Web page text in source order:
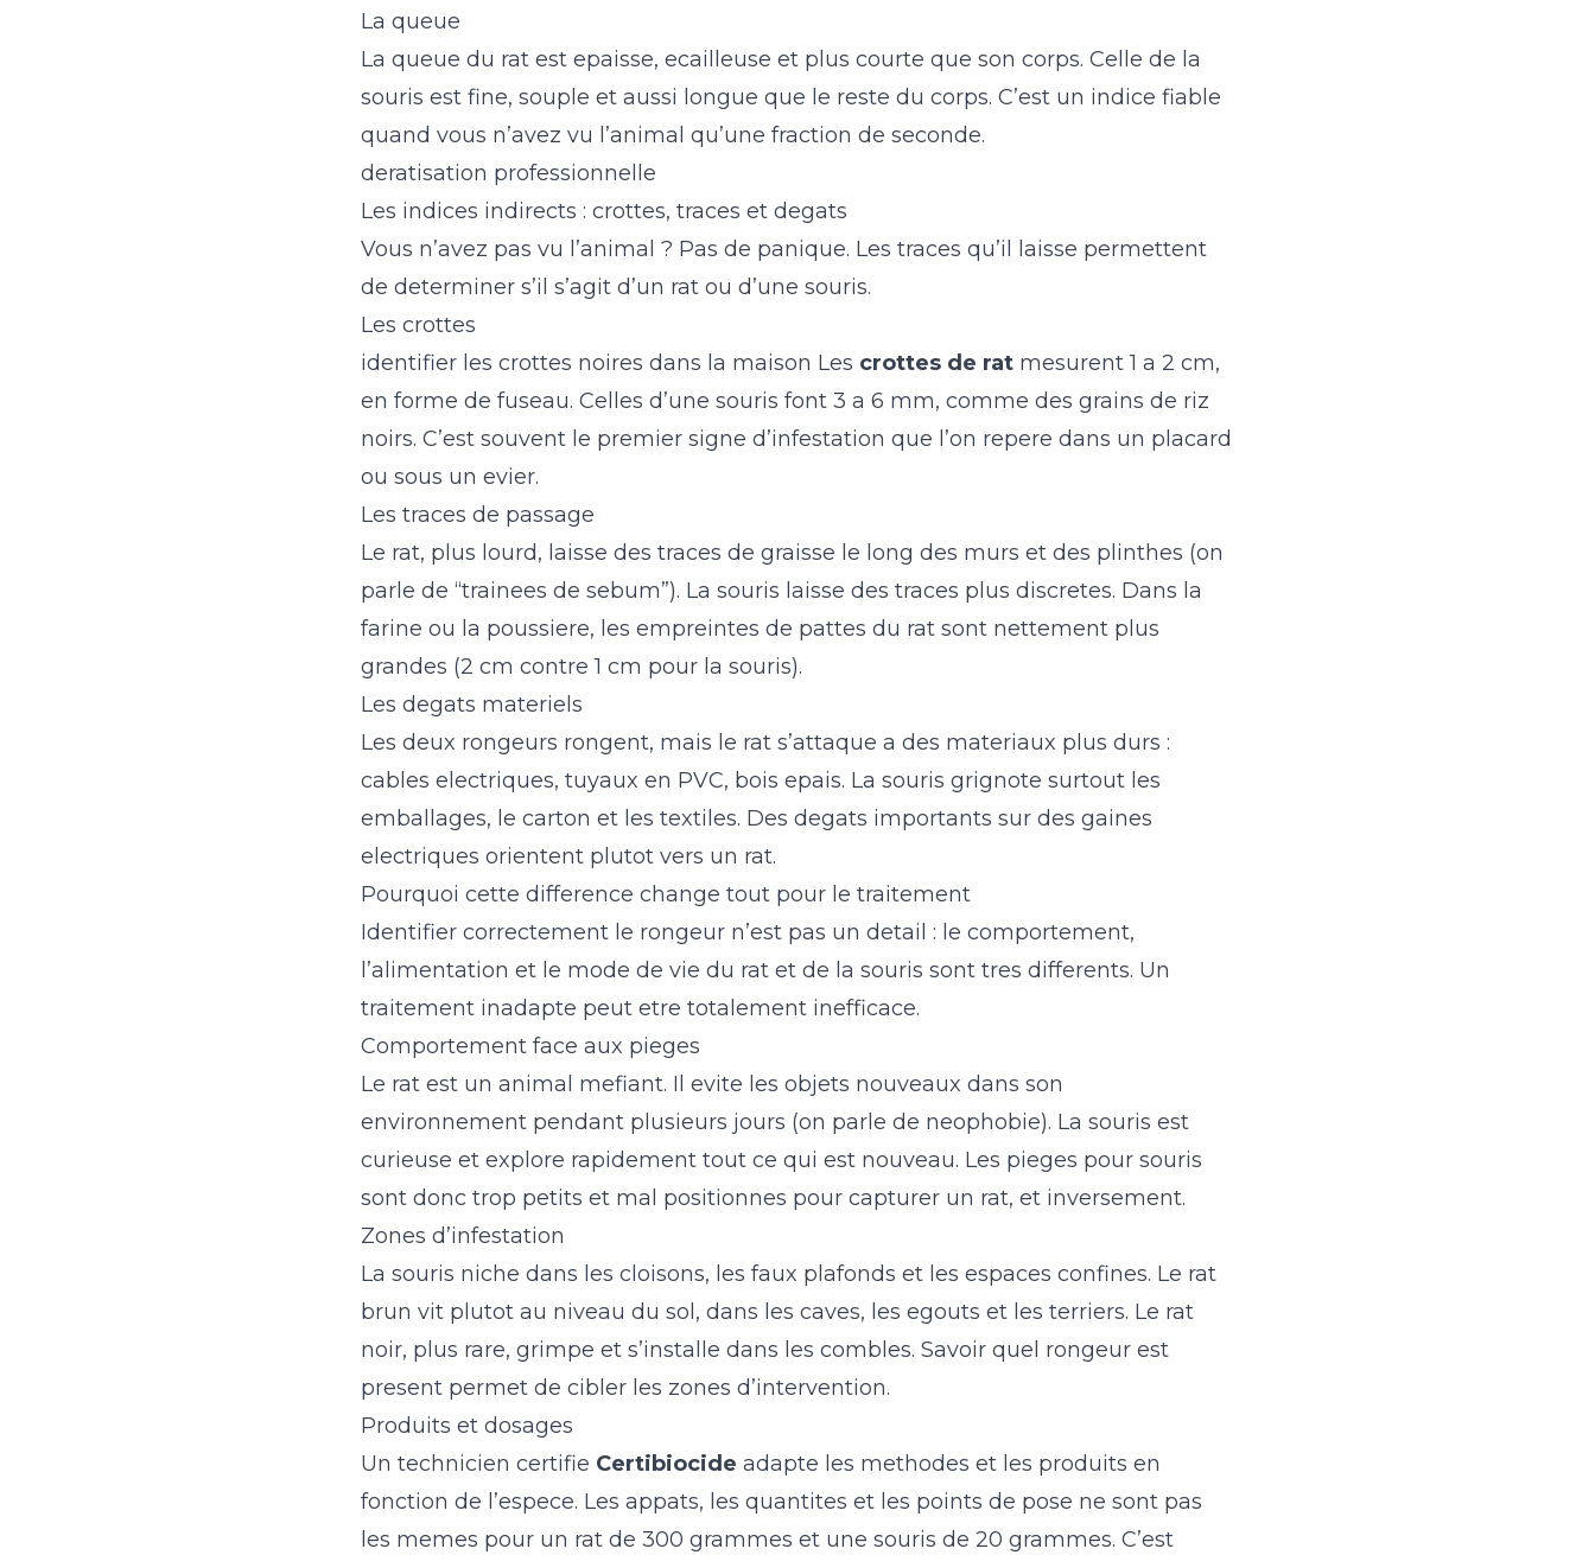
La queue
La queue du rat est epaisse, ecailleuse et plus courte que son corps. Celle de la
souris est fine, souple et aussi longue que le reste du corps. C’est un indice fiable
quand vous n’avez vu l’animal qu’une fraction de seconde.
deratisation professionnelle
Les indices indirects : crottes, traces et degats
Vous n’avez pas vu l’animal ? Pas de panique. Les traces qu’il laisse permettent
de determiner s’il s’agit d’un rat ou d’une souris.
Les crottes
identifier les crottes noires dans la maison Les crottes de rat mesurent 1 a 2 cm,
en forme de fuseau. Celles d’une souris font 3 a 6 mm, comme des grains de riz
noirs. C’est souvent le premier signe d’infestation que l’on repere dans un placard
ou sous un evier.
Les traces de passage
Le rat, plus lourd, laisse des traces de graisse le long des murs et des plinthes (on
parle de “trainees de sebum”). La souris laisse des traces plus discretes. Dans la
farine ou la poussiere, les empreintes de pattes du rat sont nettement plus
grandes (2 cm contre 1 cm pour la souris).
Les degats materiels
Les deux rongeurs rongent, mais le rat s’attaque a des materiaux plus durs :
cables electriques, tuyaux en PVC, bois epais. La souris grignote surtout les
emballages, le carton et les textiles. Des degats importants sur des gaines
electriques orientent plutot vers un rat.
Pourquoi cette difference change tout pour le traitement
Identifier correctement le rongeur n’est pas un detail : le comportement,
l’alimentation et le mode de vie du rat et de la souris sont tres differents. Un
traitement inadapte peut etre totalement inefficace.
Comportement face aux pieges
Le rat est un animal mefiant. Il evite les objets nouveaux dans son
environnement pendant plusieurs jours (on parle de neophobie). La souris est
curieuse et explore rapidement tout ce qui est nouveau. Les pieges pour souris
sont donc trop petits et mal positionnes pour capturer un rat, et inversement.
Zones d’infestation
La souris niche dans les cloisons, les faux plafonds et les espaces confines. Le rat
brun vit plutot au niveau du sol, dans les caves, les egouts et les terriers. Le rat
noir, plus rare, grimpe et s’installe dans les combles. Savoir quel rongeur est
present permet de cibler les zones d’intervention.
Produits et dosages
Un technicien certifie Certibiocide adapte les methodes et les produits en
fonction de l’espece. Les appats, les quantites et les points de pose ne sont pas
les memes pour un rat de 300 grammes et une souris de 20 grammes. C’est